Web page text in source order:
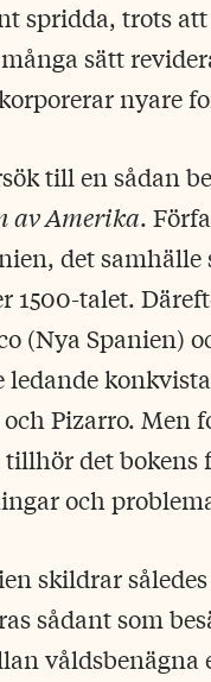
spridda, trots
sätt
nyare
till en sådan
av Amerika.
det
1500-talet.
(Nya Spanien)
ledande
Pizarro. Men
det bokens
och
skildrar
sådant som
våldsbenägna